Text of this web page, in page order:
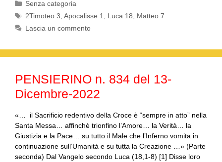
c
e
o
o
k
tt
er
ail
at
p
p
m
n
di
di
Categorie
Senza categoria
Tag
2Timoteo 3 ,Apocalisse 1 Luca 18
Matteo 7
Lascia un commento
PENSIERINO n. 834 del 13-
Dicembre-2022
«… il Sacrificio redentivo della Croce è “sempre in atto” nella
Santa Messa… affinchè trionfino l’Amore… la Verità… la
Giustizia e la Pace… su tutto il Male che l’Inferno vomita in
continuazione sull’Umanità e su tutta la Creazione …» (Parte
seconda) Dal Vangelo secondo Luca (18,1-8) [1] Disse loro